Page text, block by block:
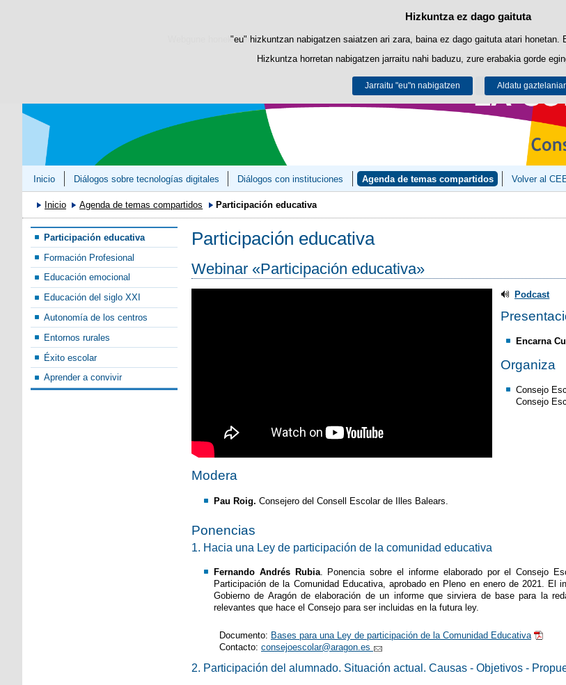
Cookie politika
Webgune honek berezko cookie-ak erabiltzen ditu nabigazioa errazteko eta hirugarrenen cookie-
Informazio gehiago lor dezakezu gure "Cookie-ak" atalean,
Onartu Ukatu
Hizkuntza ez dago gaituta
"eu" hizkuntzan nabigatzen saiatzen ari zara, baina ez dago gaituta atari honetan.
Hizkuntza horretan nabigatzen jarraitu nahi baduzu, zure erabakia gorde
Jarraitu "eu"n nabigatzen Aldatu
Edukira salto egin
Inicio Diálogos sobre tecnologías digitales Diálogos con instituciones Agenda de temas compartidos Volver al
Inicio Agenda de temas compartidos Participación educativa
Participación educativa
Formación Profesional
Educación emocional
Educación del siglo XXI
Autonomía de los centros
Entornos rurales
Éxito escolar
Aprender a convivir
Participación educativa
Webinar «Participación educativa»
Podcast
Encarna
Organiza
Consejo
Consejo
Modera
Pau Roig. Consejero del Consell Escolar de Illes Balears.
Ponencias
1. Hacia una Ley de participación de la comunidad educativa
Fernando Andrés Rubia. Ponencia sobre el informe elaborado por el Consejo
Participación de la Comunidad Educativa, aprobado en Pleno en enero de 2021.
Gobierno de Aragón de elaboración de un informe que sirviera de base para la
relevantes que hace el Consejo para ser incluidas en la futura ley.
Documento: Bases para una Ley de participación de la Comunidad Educativa
Contacto: consejoescolar@aragon.es
2. Participación del alumnado. Situación actual. Causas - Objetivos -